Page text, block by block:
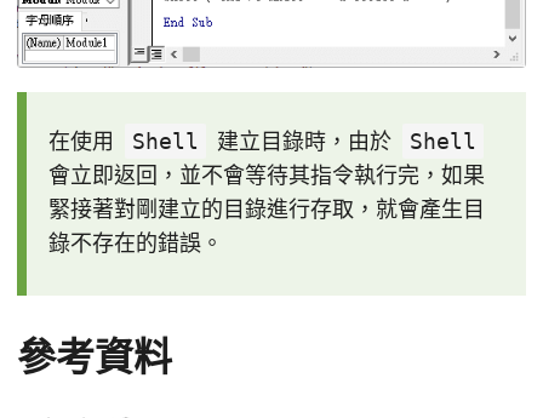
在使用 Shell 建立目錄時，由於
Shell
會立即返回，並不會等待其指令執行完，如果
緊接著對剛建立的目錄進行存取，就會產生目
錄不存在的錯誤。
參考資料